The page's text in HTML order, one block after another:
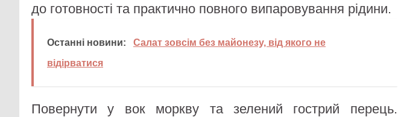
до готовності та практично повного випаровування рідини.
Останні новини:
Салат зовсім без майонезу, від якого не
відірватися
Повернути у вок моркву та зелений гострий перець.